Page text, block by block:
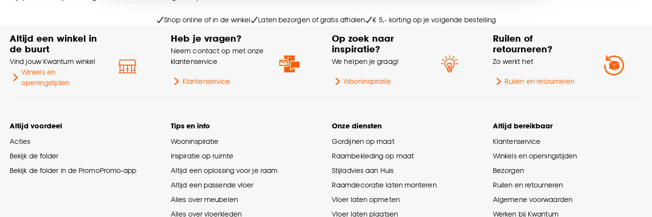
Goed om te weten is dat je deze keuze altijd nog kan aanpassen, bekijk hiervoor onze cookieverklaring
Gewicht 0.13 Kg
100% MDF
2.4 CM
Shop online of in de winkel Laten bezorgen of gratis afhalen € 5,- korting op je volgende bestelling
Altijd een winkel in
de buurt
Vind jouw Kwantum winkel
Winkels en
openingstijden
Heb je vragen?
Neem contact op met onze
klantenservice
Klantenservice
Op zoek naar
inspiratie?
We helpen je graag!
Wooninspiratie
Ruilen of
retourneren?
Zo werkt het
Ruilen en retourneren
Altijd voordeel
Acties
Bekijk de folder
Bekijk de folder in de PromoPromo-app
Tips en info
Wooninspiratie
Inspiratie op ruimte
Altijd een oplossing voor je raam
Altijd een passende vloer
Alles over meubelen
Alles over vloerkleden
Onze diensten
Gordijnen op maat
Raambekleding op maat
Stijladvies aan Huis
Raamdecoratie laten monteren
Vloer laten opmeten
Vloer laten plaatsen
Altijd bereikbaar
Klantenservice
Winkels en openingstijden
Bezorgen
Ruilen en retourneren
Algemene voorwaarden
Werken bij Kwantum